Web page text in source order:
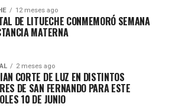
12 meses ago
DE LITUECHE CONMEMORÓ SEMANA
MATERNA
2 meses ago
CORTE DE LUZ EN DISTINTOS
DE SAN FERNANDO PARA ESTE
10 DE JUNIO